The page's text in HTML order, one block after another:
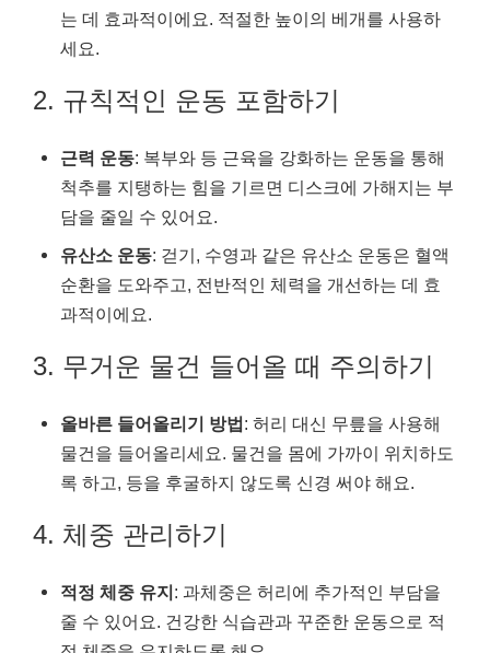
는 데 효과적이에요. 적절한 높이의 베개를 사용하
세요.
2. 규칙적인 운동 포함하기
근력 운동: 복부와 등 근육을 강화하는 운동을 통해
척추를 지탱하는 힘을 기르면 디스크에 가해지는 부
담을 줄일 수 있어요.
유산소 운동: 걷기, 수영과 같은 유산소 운동은 혈액
순환을 도와주고, 전반적인 체력을 개선하는 데 효
과적이에요.
3. 무거운 물건 들어올 때 주의하기
올바른 들어올리기 방법: 허리 대신 무릎을 사용해
물건을 들어올리세요. 물건을 몸에 가까이 위치하도
록 하고, 등을 후굴하지 않도록 신경 써야 해요.
4. 체중 관리하기
적정 체중 유지: 과체중은 허리에 추가적인 부담을
줄 수 있어요. 건강한 식습관과 꾸준한 운동으로 적